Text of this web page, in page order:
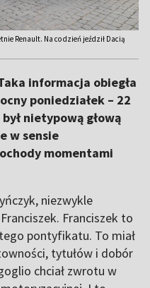
Renault. Na co dzień jeździł Dacią
informacja obiegła
poniedziałek – 22
nietypową głową
w sensie
momentami
niezwykle
Franciszek to
pontyfikatu. To miał
tytułów i dobór
chciał zwrotu w